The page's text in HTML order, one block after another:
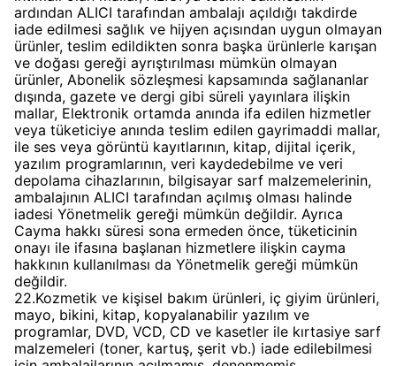
ardından ALICI tarafından ambalajı açıldığı takdirde
iade edilmesi sağlık ve hijyen açısından uygun olmayan
ürünler, teslim edildikten sonra başka ürünlerle karışan
ve doğası gereği ayrıştırılması mümkün olmayan
ürünler, Abonelik sözleşmesi kapsamında sağlananlar
dışında, gazete ve dergi gibi süreli yayınlara ilişkin
mallar, Elektronik ortamda anında ifa edilen hizmetler
veya tüketiciye anında teslim edilen gayrimaddi mallar,
ile ses veya görüntü kayıtlarının, kitap, dijital içerik,
yazılım programlarının, veri kaydedebilme ve veri
depolama cihazlarının, bilgisayar sarf malzemelerinin,
ambalajının ALICI tarafından açılmış olması halinde
iadesi Yönetmelik gereği mümkün değildir. Ayrıca
Cayma hakkı süresi sona ermeden önce, tüketicinin
onayı ile ifasına başlanan hizmetlere ilişkin cayma
hakkının kullanılması da Yönetmelik gereği mümkün
değildir.
22.Kozmetik ve kişisel bakım ürünleri, iç giyim ürünleri,
mayo, bikini, kitap, kopyalanabilir yazılım ve
programlar, DVD, VCD, CD ve kasetler ile kırtasiye sarf
malzemeleri (toner, kartuş, şerit vb.) iade edilebilmesi